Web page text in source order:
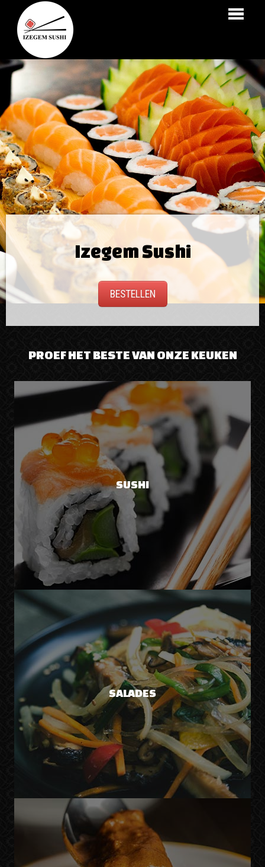
BESTELLEN
MENU
LOGIN
CONTACT
Izegem Sushi
BESTELLEN
PROEF HET BESTE VAN ONZE KEUKEN
SUSHI
SALADES